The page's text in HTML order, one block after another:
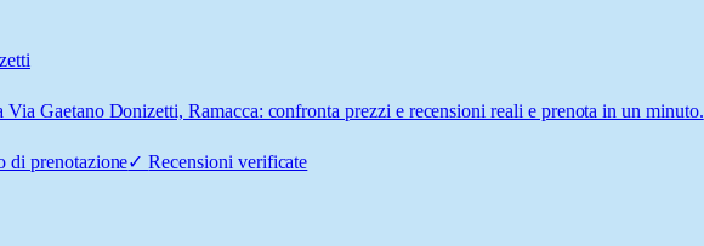
Gaetano Donizetti, Ramacca: confronta prezzi e recensioni reali e prenota in un minuto.
di prenotazione✓Recensioni verificate